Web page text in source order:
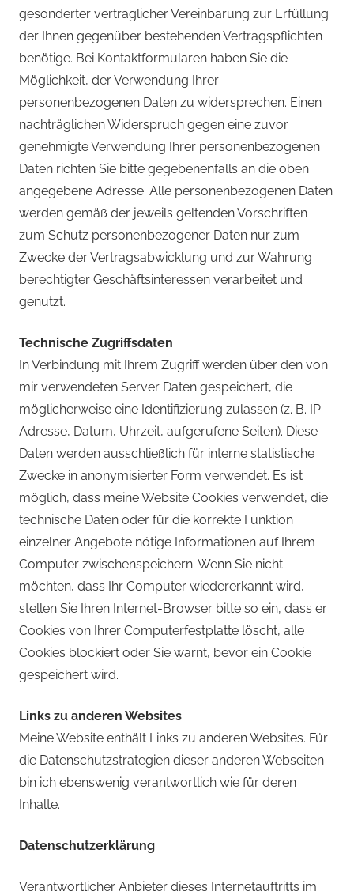
gesonderter vertraglicher Vereinbarung zur Erfüllung
der Ihnen gegenüber bestehenden Vertragspflichten
benötige. Bei Kontaktformularen haben Sie die
Möglichkeit, der Verwendung Ihrer
personenbezogenen Daten zu widersprechen. Einen
nachträglichen Widerspruch gegen eine zuvor
genehmigte Verwendung Ihrer personenbezogenen
Daten richten Sie bitte gegebenenfalls an die oben
angegebene Adresse. Alle personenbezogenen Daten
werden gemäß der jeweils geltenden Vorschriften
zum Schutz personenbezogener Daten nur zum
Zwecke der Vertragsabwicklung und zur Wahrung
berechtigter Geschäftsinteressen verarbeitet und
genutzt.
Technische Zugriffsdaten
In Verbindung mit Ihrem Zugriff werden über den von
mir verwendeten Server Daten gespeichert, die
möglicherweise eine Identifizierung zulassen (z. B. IP-
Adresse, Datum, Uhrzeit, aufgerufene Seiten). Diese
Daten werden ausschließlich für interne statistische
Zwecke in anonymisierter Form verwendet. Es ist
möglich, dass meine Website Cookies verwendet, die
technische Daten oder für die korrekte Funktion
einzelner Angebote nötige Informationen auf Ihrem
Computer zwischenspeichern. Wenn Sie nicht
möchten, dass Ihr Computer wiedererkannt wird,
stellen Sie Ihren Internet-Browser bitte so ein, dass er
Cookies von Ihrer Computerfestplatte löscht, alle
Cookies blockiert oder Sie warnt, bevor ein Cookie
gespeichert wird.
Links zu anderen Websites
Meine Website enthält Links zu anderen Websites. Für
die Datenschutzstrategien dieser anderen Webseiten
bin ich ebenswenig verantwortlich wie für deren
Inhalte.
Datenschutzerklärung
Verantwortlicher Anbieter dieses Internetauftritts im